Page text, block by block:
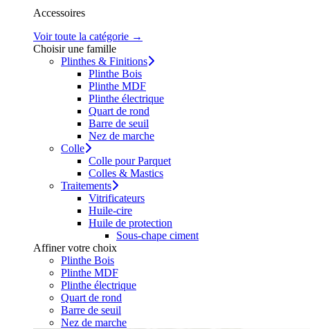
Accessoires
Voir toute la catégorie →
Choisir une famille
Plinthes & Finitions
Plinthe Bois
Plinthe MDF
Plinthe électrique
Quart de rond
Barre de seuil
Nez de marche
Colle
Colle pour Parquet
Colles & Mastics
Traitements
Vitrificateurs
Huile-cire
Huile de protection
Sous-chape ciment
Affiner votre choix
Plinthe Bois
Plinthe MDF
Plinthe électrique
Quart de rond
Barre de seuil
Nez de marche